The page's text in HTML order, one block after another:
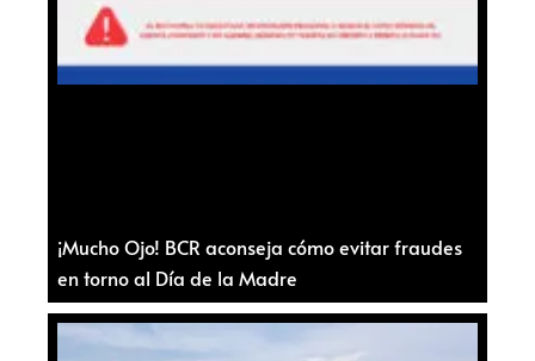
¡Mucho Ojo! BCR aconseja cómo evitar fraudes
en torno al Día de la Madre